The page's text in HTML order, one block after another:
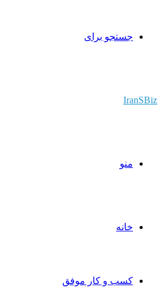
جستجو برای
IranSBiz
منو
خانه
کسب و کار موفق